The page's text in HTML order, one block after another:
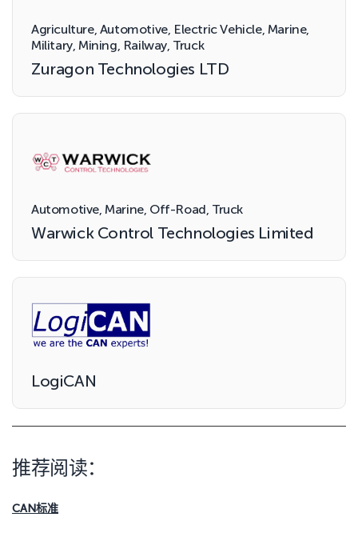
Agriculture, Automotive, Electric Vehicle, Marine,
Military, Mining, Railway, Truck
Zuragon Technologies LTD
Automotive, Marine, Off-Road, Truck
Warwick Control Technologies Limited
LogiCAN
推荐阅读：
CAN标准